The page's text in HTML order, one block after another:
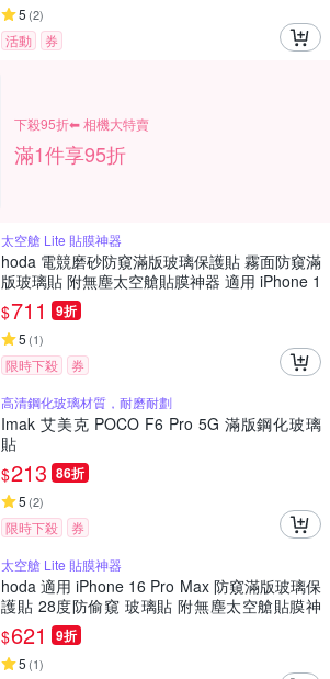
5 (2)
活動 券
下殺95折⬅︎ 相機大特賣
滿1件享95折
太空艙 Lite 貼膜神器
hoda 電競磨砂防窺滿版玻璃保護貼 霧面防窺滿
版玻璃貼 附無塵太空艙貼膜神器 適用 iPhone 1
6 Pro
$711 9折
5 (1)
限時下殺
券
高清鋼化玻璃材質，耐磨耐劃
Imak 艾美克 POCO F6 Pro 5G 滿版鋼化玻璃
貼
$213 86折
5 (2)
限時下殺
券
太空艙 Lite 貼膜神器
hoda 適用 iPhone 16 Pro Max 防窺滿版玻璃保
護貼 28度防偷窺 玻璃貼 附無塵太空艙貼膜神
器
$621 9折
5 (1)